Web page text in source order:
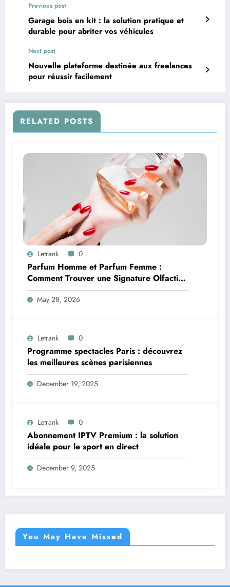
Previous post
Garage bois en kit : la solution pratique et
durable pour abriter vos véhicules
Next post
Nouvelle plateforme destinée aux freelances
pour réussir facilement
RELATED POSTS
Letrank 0
Parfum Homme et Parfum Femme :
Comment Trouver une Signature Olfactive
Unique
May 28, 2026
Letrank 0
Programme spectacles Paris : découvrez
les meilleures scènes parisiennes
December 19, 2025
Letrank 0
Abonnement IPTV Premium : la solution
idéale pour le sport en direct
December 9, 2025
You May Have Missed